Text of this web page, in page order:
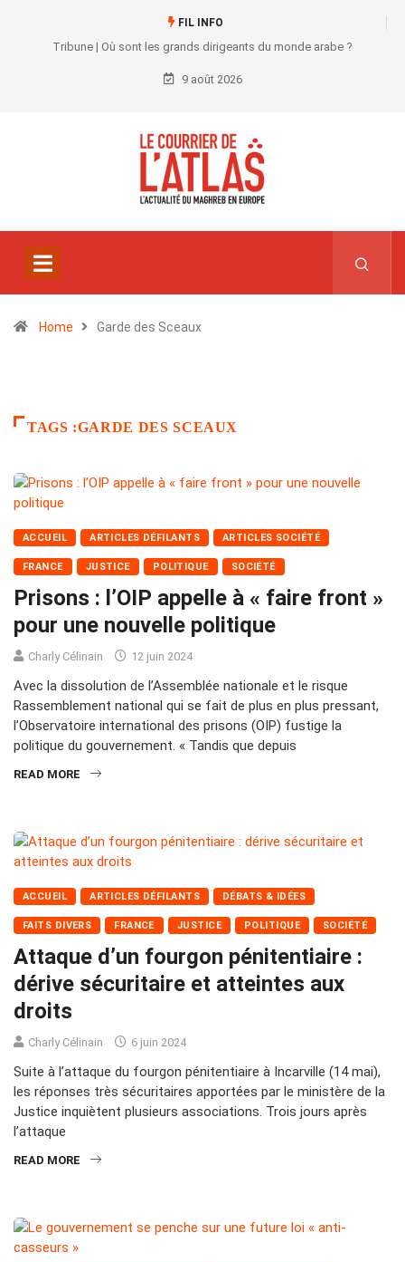
FIL INFO
Tribune | Où sont les grands dirigeants du monde arabe ?
9 août 2026
Home Garde des Sceaux
TAGS :GARDE DES SCEAUX
ACCUEIL ARTICLES DÉFILANTS ARTICLES SOCIÉTÉ
FRANCE JUSTICE POLITIQUE SOCIÉTÉ
Prisons : l’OIP appelle à « faire front »
pour une nouvelle politique
Charly Célinain 12 juin 2024
Avec la dissolution de l’Assemblée nationale et le risque
Rassemblement national qui se fait de plus en plus pressant,
l’Observatoire international des prisons (OIP) fustige la
politique du gouvernement. « Tandis que depuis
READ MORE
ACCUEIL ARTICLES DÉFILANTS DÉBATS & IDÉES
FAITS DIVERS FRANCE JUSTICE POLITIQUE SOCIÉTÉ
Attaque d’un fourgon pénitentiaire :
dérive sécuritaire et atteintes aux
droits
Charly Célinain 6 juin 2024
Suite à l’attaque du fourgon pénitentiaire à Incarville (14 mai),
les réponses très sécuritaires apportées par le ministère de la
Justice inquiètent plusieurs associations. Trois jours après
l’attaque
READ MORE